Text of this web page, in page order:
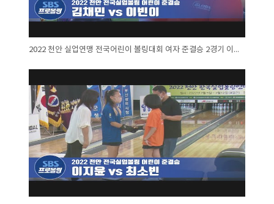
2022 천안 실업연맹 전국어린이 볼링대회 여자 준결승 2경기 이빈이 대 김채민